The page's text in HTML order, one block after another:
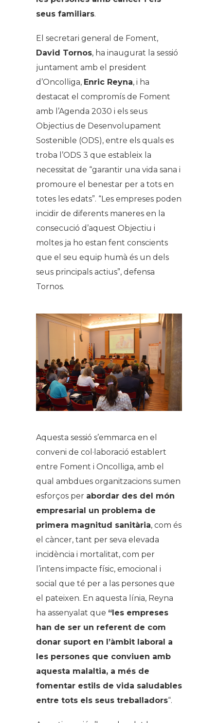
seus familiars.
El secretari general de Foment,
David Tornos, ha inaugurat la sessió
juntament amb el president
d’Oncolliga, Enric Reyna, i ha
destacat el compromís de Foment
amb l’Agenda 2030 i els seus
Objectius de Desenvolupament
Sostenible (ODS), entre els quals es
troba l’ODS 3 que estableix la
necessitat de “garantir una vida sana i
promoure el benestar per a tots en
totes les edats”. “Les empreses poden
incidir de diferents maneres en la
consecució d’aquest Objectiu i
moltes ja ho estan fent conscients
que el seu equip humà és un dels
seus principals actius”, defensa
Tornos.
Aquesta sessió s’emmarca en el
conveni de col·laboració establert
entre Foment i Oncolliga, amb el
qual ambdues organitzacions sumen
esforços per abordar des del món
empresarial un problema de
primera magnitud sanitària, com és
el càncer, tant per seva elevada
incidència i mortalitat, com per
l’intens impacte físic, emocional i
social que té per a las persones que
el pateixen. En aquesta línia, Reyna
ha assenyalat que “les empreses
han de ser un referent de com
donar suport en l’àmbit laboral a
les persones que conviuen amb
aquesta malaltia, a més de
fomentar estils de vida saludables
entre tots els seus treballadors“.